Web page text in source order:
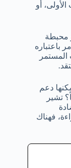
أو
محبطة
باعتباره
المستمر
دعم
تشير
فهناك